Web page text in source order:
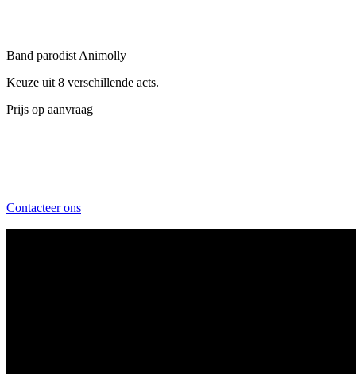
Band parodist Animolly
Keuze uit 8 verschillende acts.
Prijs op aanvraag
Contacteer ons